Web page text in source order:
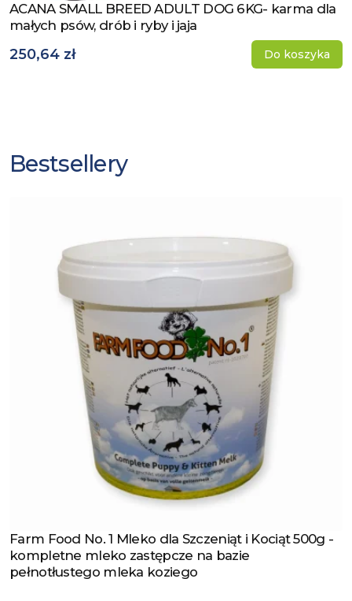
Zobacz produkt
ACANA SMALL BREED ADULT DOG 6KG- karma dla
małych psów, drób i ryby i jaja
250,64 zł Do koszyka
Bestsellery
Zobacz produkt
Farm Food No. 1 Mleko dla Szczeniąt i Kociąt 500g -
kompletne mleko zastępcze na bazie
pełnotłustego mleka koziego